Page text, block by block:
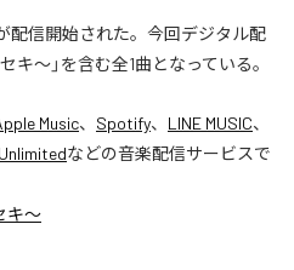
配信開始された。今回デジタル配
キ〜」を含む全1曲となっている。
Music、 Spotify、 LINE MUSIC、
などの音楽配信サービスで
キ〜